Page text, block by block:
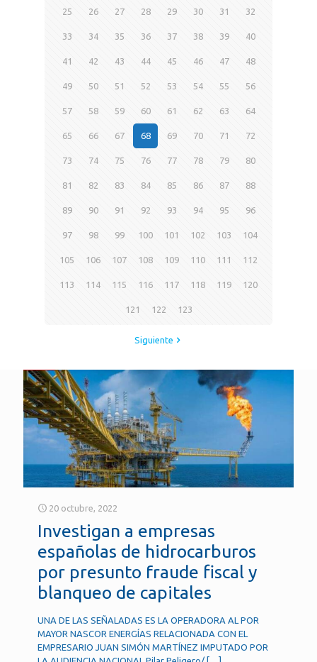
25 26 27 28 29 30 31 32
33 34 35 36 37 38 39 40
41 42 43 44 45 46 47 48
49 50 51 52 53 54 55 56
57 58 59 60 61 62 63 64
65 66 67 68 69 70 71 72
73 74 75 76 77 78 79 80
81 82 83 84 85 86 87 88
89 90 91 92 93 94 95 96
97 98 99 100 101 102 103 104
105 106 107 108 109 110 111 112
113 114 115 116 117 118 119 120
121 122 123
Siguiente
20 octubre, 2022
Investigan a empresas
españolas de hidrocarburos
por presunto fraude fiscal y
blanqueo de capitales
UNA DE LAS SEÑALADAS ES LA OPERADORA AL POR
MAYOR NASCOR ENERGÍAS RELACIONADA CON EL
EMPRESARIO JUAN SIMÓN MARTÍNEZ IMPUTADO POR